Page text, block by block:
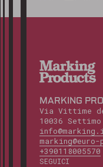
MARKING
Via Vittime
10036
+390118005570
SEGUICI